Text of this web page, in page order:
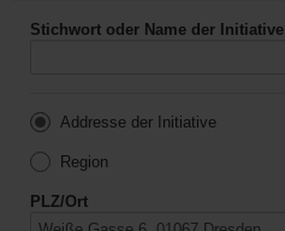
Stichwort oder Name der Initiative
Addresse der Initiative
Region
PLZ/Ort